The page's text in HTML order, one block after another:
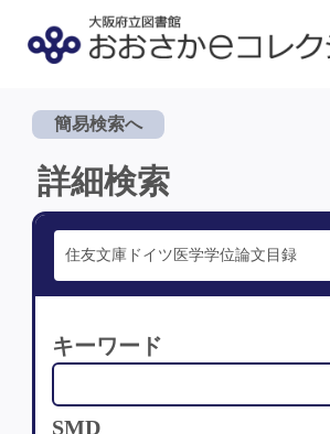
簡易検索へ
詳細検索
キーワード
SMD